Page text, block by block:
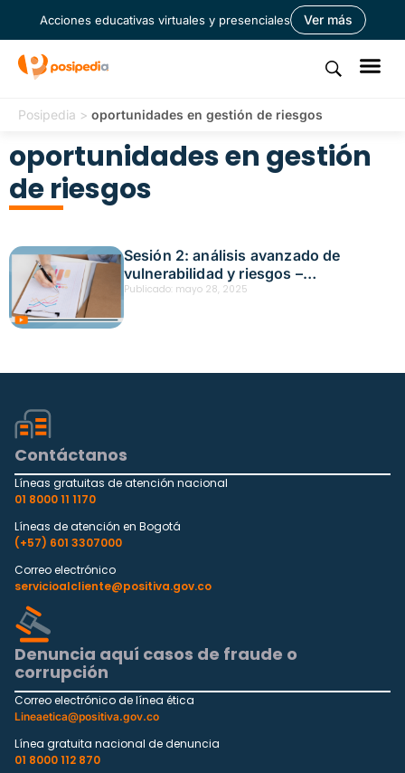
Acciones educativas virtuales y presenciales Ver más
Posipedia > oportunidades en gestión de riesgos
oportunidades en gestión
de riesgos
Sesión 2: análisis avanzado de
vulnerabilidad y riesgos –
transformando riesgos en
Publicado: mayo 28, 2025
Contáctanos
Líneas gratuitas de atención nacional
01 8000 11 1170
Líneas de atención en Bogotá
(+57) 601 3307000
Correo electrónico
servicioalcliente@positiva.gov.co
Denuncia aquí casos de fraude o
corrupción
Correo electrónico de línea ética
Lineaetica@positiva.gov.co
Línea gratuita nacional de denuncia
01 8000 112 870